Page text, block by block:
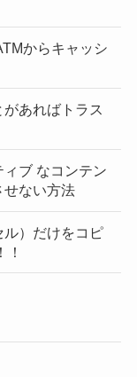
からキャッシ
あればトラス
ブ なコンテン
せない方法
）だけをコピ